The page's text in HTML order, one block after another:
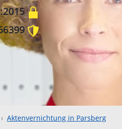
Aktenvernichtung in Parsberg